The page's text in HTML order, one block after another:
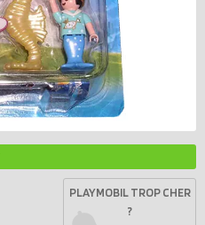
PLAYMOBIL TROP CHER
?